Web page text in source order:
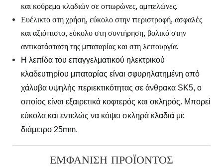
και κούρεμα κλαδιών σε οπωρώνες, αμπελώνες.
Ευέλικτο στη χρήση, εύκολο στην περιστροφή, ασφαλές
και αξιόπιστο, εύκολο στη συντήρηση, βολικό στην
αντικατάσταση της μπαταρίας και στη λειτουργία.
Η λεπίδα του επαγγελματικού ηλεκτρικού
κλαδευτηρίου μπαταρίας είναι σφυρηλατημένη από
χάλυβα υψηλής περιεκτικότητας σε άνθρακα SK5, ο
οποίος είναι εξαιρετικά κοφτερός και σκληρός. Μπορεί
εύκολα και εντελώς να κόψει σκληρά κλαδιά με
διάμετρο 25mm.
ΕΜΦΆΝΙΣΗ ΠΡΟΪΌΝΤΟΣ